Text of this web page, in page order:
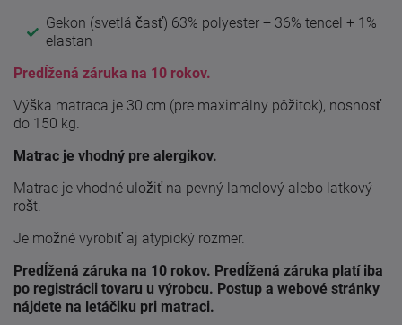
Gekon (svetlá časť) 63% polyester + 36% tencel + 1%
elastan
Predĺžená záruka na 10 rokov.
Výška matraca je 30 cm (pre maximálny pôžitok), nosnosť
do 150 kg.
Matrac je vhodný pre alergikov.
Matrac je vhodné uložiť na pevný lamelový alebo latkový
rošt.
Je možné vyrobiť aj atypický rozmer.
Predĺžená záruka na 10 rokov. Predĺžená záruka platí iba
po registrácii tovaru u výrobcu. Postup a webové stránky
nájdete na letáčiku pri matraci.